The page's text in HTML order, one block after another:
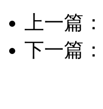
上一篇：
下一篇：